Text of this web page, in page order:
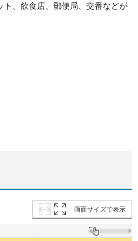
、飲食店、郵便局、交番などが
画面サイズで表示